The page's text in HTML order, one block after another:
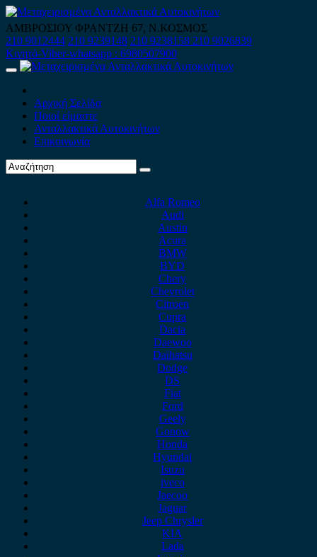
Skip
to
content
ΑΜΒΡΟΣΙΟΥ ΦΡΑΝΤΖΗ 67, Ν.ΚΟΣΜΟΣ
210 9012444 210 9239148 210 9238158 210 9026839
Κινητό-Viber-whatsapp : 6980507900
Primary
Αρχική Σελίδα
Ποιοί είμαστε
Ανταλλακτικά Αυτοκινήτων
Επικοινωνία
Alfa Romeo
Audi
Austin
Acura
BMW
BYD
Chery
Chevrolet
Citroen
Cupra
Dacia
Daewoo
Daihatsu
Dodge
DS
Fiat
Ford
Geely
Gonow
Honda
Hyundai
Isuzu
iveco
Jaecoo
Jaguar
Jeep Chrysler
KIA
Lada